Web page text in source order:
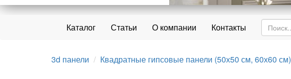
Каталог Статьи О компании Контакты
3d панели Квадратные гипсовые панели (50х50 см, 60х60 см)